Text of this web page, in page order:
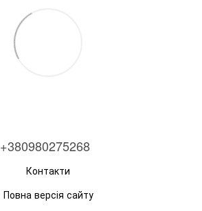
+380980275268
Контакти
Повна версія сайту